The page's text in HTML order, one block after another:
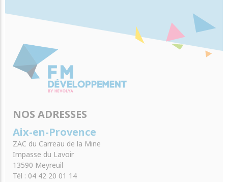
NOS ADRESSES
Aix-en-Provence
ZAC du Carreau de la Mine
Impasse du Lavoir
13590 Meyreuil
Tél : 04 42 20 01 14